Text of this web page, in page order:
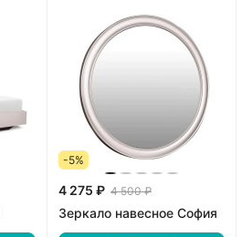
-5%
4 275 ₽ 4 500 ₽
Зеркало навесное София